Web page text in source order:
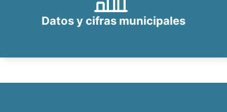
Datos y cifras municipales